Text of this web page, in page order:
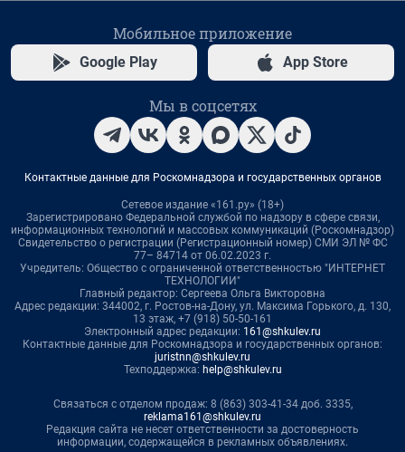
Мобильное приложение
Google Play App Store
Мы в соцсетях
Контактные данные для Роскомнадзора и государственных органов
Сетевое издание «161.ру» (18+)
Зарегистрировано Федеральной службой по надзору в сфере связи,
информационных технологий и массовых коммуникаций (Роскомнадзор)
Свидетельство о регистрации (Регистрационный номер) СМИ ЭЛ № ФС
77– 84714 от 06.02.2023 г.
Учредитель: Общество с ограниченной ответственностью "ИНТЕРНЕТ
ТЕХНОЛОГИИ"
Главный редактор: Сергеева Ольга Викторовна
Адрес редакции: 344002, г. Ростов-на-Дону, ул. Максима Горького, д. 130,
13 этаж, +7 (918) 50-50-161
Электронный адрес редакции: 161@shkulev.ru
Контактные данные для Роскомнадзора и государственных органов:
juristnn@shkulev.ru
Техподдержка: help@shkulev.ru
Связаться с отделом продаж: 8 (863) 303-41-34 доб. 3335,
reklama161@shkulev.ru
Редакция сайта не несет ответственности за достоверность
информации, содержащейся в рекламных объявлениях.